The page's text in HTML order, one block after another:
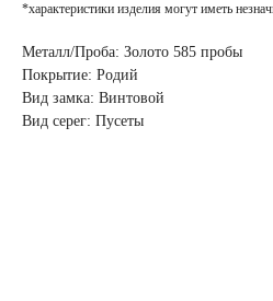
*характеристики изделия могут иметь
Металл/Проба: Золото 585 пробы
Покрытие: Родий
Вид замка: Винтовой
Вид серег: Пусеты